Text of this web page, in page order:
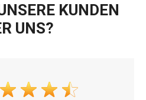
KUNDEN
UNS?